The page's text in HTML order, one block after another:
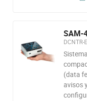
SAM-
DCNTR-
(data
avisos